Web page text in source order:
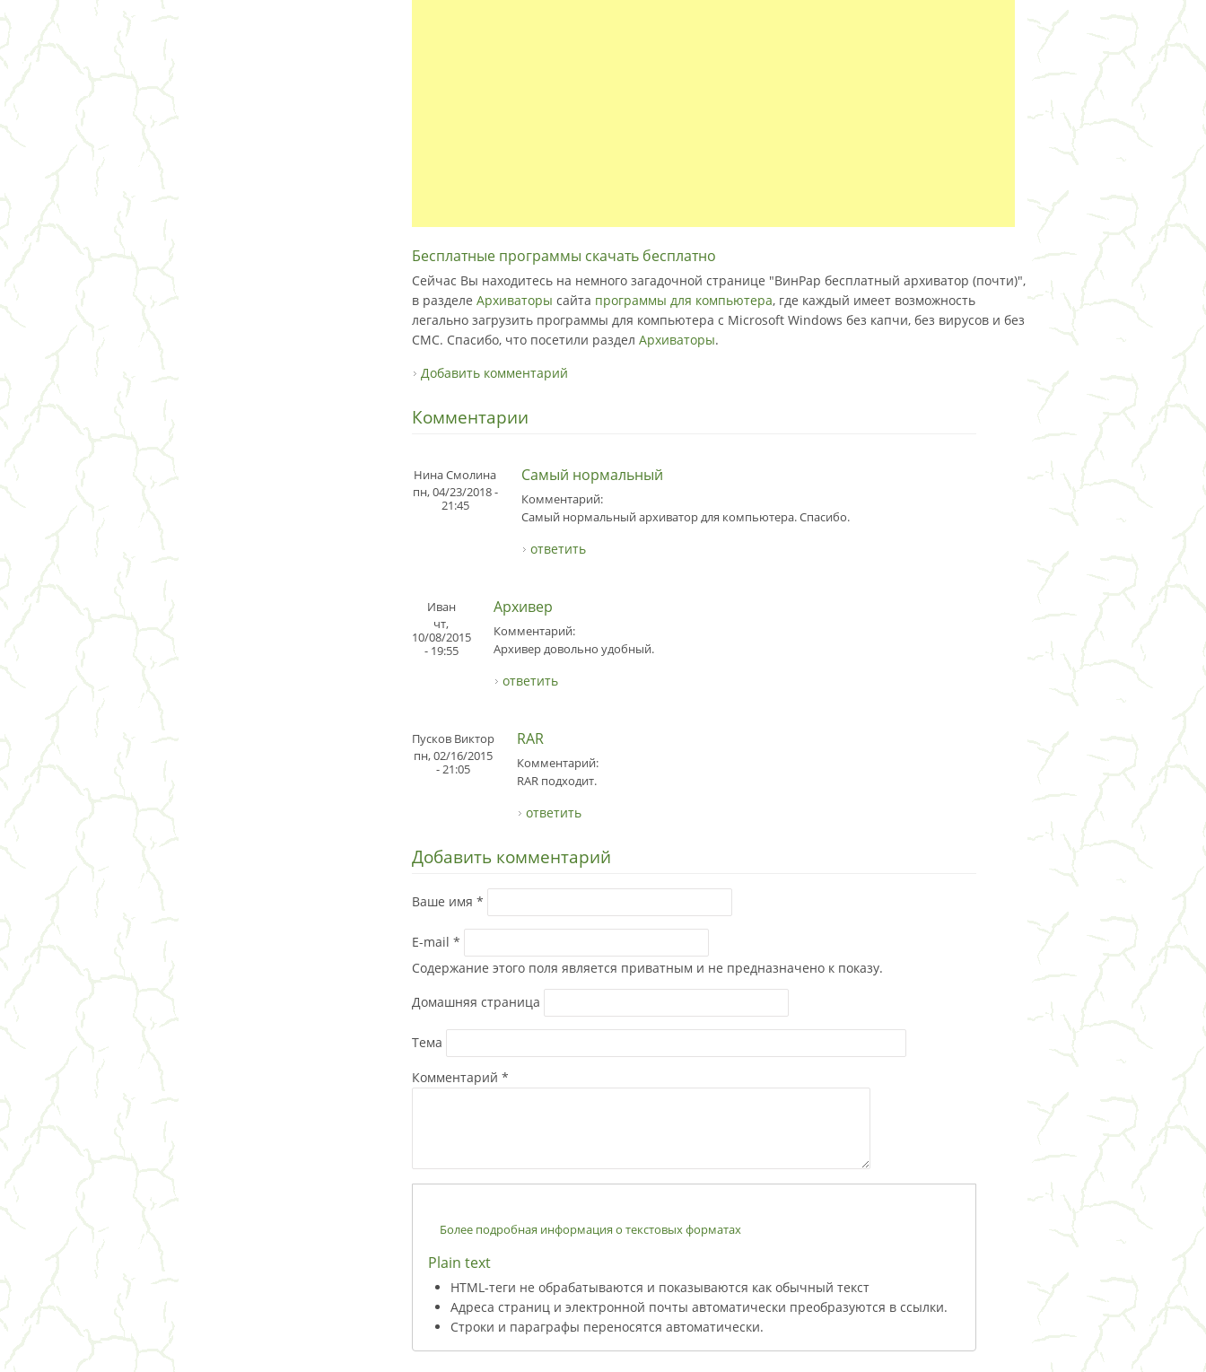
Бесплатные программы скачать бесплатно
Сейчас Вы находитесь на немного загадочной странице "ВинРар бесплатный архиватор (почти)",
в разделе Архиваторы сайта программы для компьютера, где каждый имеет возможность
легально загрузить программы для компьютера с Microsoft Windows без капчи, без вирусов и без
СМС. Спасибо, что посетили раздел Архиваторы.
Добавить комментарий
Комментарии
Нина Смолина
пн, 04/23/2018 -
21:45
Самый нормальный
Комментарий:
Самый нормальный архиватор для компьютера. Спасибо.
ответить
Иван
чт,
10/08/2015
- 19:55
Архивер
Комментарий:
Архивер довольно удобный.
ответить
Пусков Виктор
пн, 02/16/2015
- 21:05
RAR
Комментарий:
RAR подходит.
ответить
Добавить комментарий
Ваше имя *
E-mail *
Содержание этого поля является приватным и не предназначено к показу.
Домашняя страница
Тема
Комментарий *
Более подробная информация о текстовых форматах
Plain text
HTML-теги не обрабатываются и показываются как обычный текст
Адреса страниц и электронной почты автоматически преобразуются в ссылки.
Строки и параграфы переносятся автоматически.